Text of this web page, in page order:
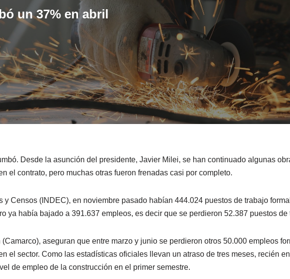
un 37% en abril
Desde la asunción del presidente, Javier Milei, se han continuado algunas
el contrato, pero muchas otras fueron frenadas casi por completo.
Censos (INDEC), en noviembre pasado habían 444.024 puestos de trabajo
ya había bajado a 391.637 empleos, es decir que se perdieron 52.387 puestos de
aseguran que entre marzo y junio se perdieron otros 50.000 empleos
el sector. Como las estadísticas oficiales llevan un atraso de tres meses, recién
de empleo de la construcción en el primer semestre.